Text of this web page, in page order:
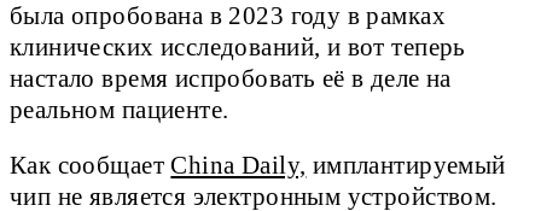
была опробована в 2023 году в рамках
клинических исследований, и вот теперь
настало время испробовать её в деле на
реальном пациенте.
Как сообщаетChina Daily, имплантируемый
чип не является электронным устройством.